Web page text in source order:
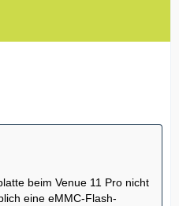
beim Venue 11 Pro nicht
eine eMMC-Flash-